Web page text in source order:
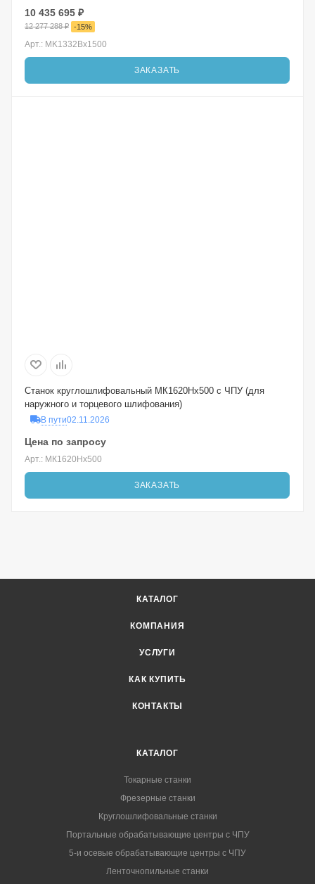
10 435 695 ₽
12 277 288₽ -15%
Арт.: MK1332Bx1500
ЗАКАЗАТЬ
Станок круглошлифовальный MК1620Hx500 с ЧПУ (для
наружного и торцевого шлифования)
В пути02.11.2026
Цена по запросу
Арт.: MК1620Hx500
ЗАКАЗАТЬ
КАТАЛОГ
КОМПАНИЯ
УСЛУГИ
КАК КУПИТЬ
КОНТАКТЫ
КАТАЛОГ
Токарные станки
Фрезерные станки
Круглошлифовальные станки
Портальные обрабатывающие центры с ЧПУ
5-и осевые обрабатывающие центры с ЧПУ
Ленточнопильные станки